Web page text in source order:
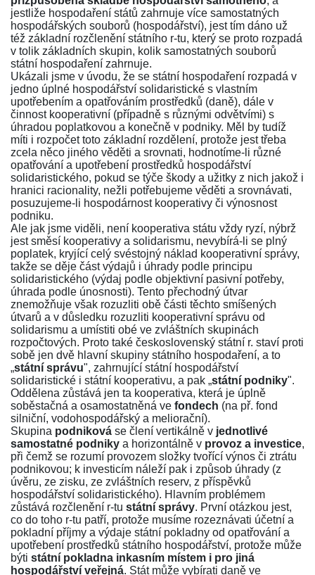
jestliže hospodaření států zahrnuje více samostatných
hospodářských souborů (hospodářství), jest tím dáno už
též základní rozčlenění státního r-tu, který se proto rozpadá
v tolik základních skupin, kolik samostatných souborů
státní hospodaření zahrnuje.
Ukázali jsme v úvodu, že se státní hospodaření rozpadá v
jedno úplné hospodářství solidaristické s vlastním
upotřebením a opatřováním prostředků (daně), dále v
činnost kooperativní (případně s různými odvětvími) s
úhradou poplatkovou a konečně v podniky. Měl by tudíž
míti i rozpočet toto základní rozdělení, protože jest třeba
zcela něco jiného věděti a srovnati, hodnotíme-li různé
opatřování a upotřebení prostředků hospodářství
solidaristického, pokud se týče škody a užitky z nich jakož i
hranici racionality, nežli potřebujeme věděti a srovnávati,
posuzujeme-li hospodárnost kooperativy či výnosnost
podniku.
Ale jak jsme viděli, není kooperativa státu vždy ryzí, nýbrž
jest směsí kooperativy a solidarismu, nevybírá-li se plný
poplatek, kryjící celý svéstojný náklad kooperativní správy,
takže se děje část výdajů i úhrady podle principu
solidaristického (výdaj podle objektivní pasivní potřeby,
úhrada podle únosnosti). Tento přechodný útvar
znemožňuje však rozuzliti obě části těchto smíšených
útvarů a v důsledku rozuzliti kooperativní správu od
solidarismu a umístiti obé ve zvláštních skupinách
rozpočtových. Proto také československý státní r. staví proti
sobě jen dvě hlavní skupiny státního hospodaření, a to
„státní správu", zahrnující státní hospodářství
solidaristické i státní kooperativu, a pak „státní podniky".
Oddělena zůstává jen ta kooperativa, která je úplně
soběstačná a osamostatněná ve fondech (na př. fond
silniční, vodohospodářský a meliorační).
Skupina podniková se člení vertikálně v jednotlivé
samostatné podniky a horizontálně v provoz a investice,
při čemž se rozumí provozem složky tvořící výnos či ztrátu
podnikovou; k investicím náleží pak i způsob úhrady (z
úvěru, ze zisku, ze zvláštních reserv, z příspěvků
hospodářství solidaristického). Hlavním problémem
zůstává rozčlenění r-tu státní správy. První otázkou jest,
co do toho r-tu patří, protože musíme rozeznávati účetní a
pokladní příjmy a výdaje státní pokladny od opatřování a
upotřebení prostředků státního hospodářství, protože může
býti státní pokladna inkasním místem i pro jiná
hospodářství veřejná. Stát může vybírati daně ve